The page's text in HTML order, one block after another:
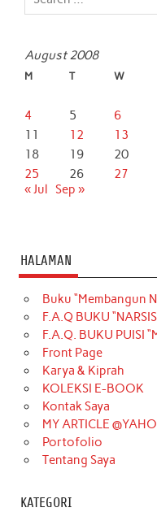
August 2008
M T W
4
5 6
11
12 13
18
19 20
25
26 27
« Jul Sep »
HALAMAN
Buku “Membangun
F.A.Q BUKU
F.A.Q. BUKU PUISI
Front Page
Karya & Kiprah
KOLEKSI E-BOOK
Kontak Saya
MY ARTICLE
Portofolio
Tentang Saya
KATEGORI